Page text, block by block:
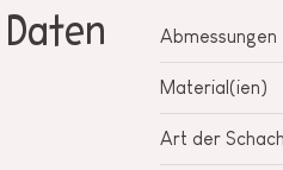
Abmessungen
Material(ien)
Art der